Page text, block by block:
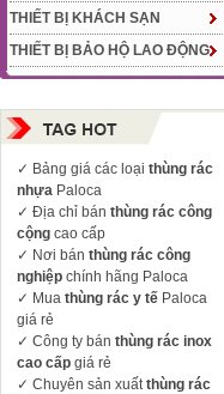
THIẾT BỊ KHÁCH SẠN
THIẾT BỊ BẢO HỘ LAO ĐỘNG
✓ Bảng giá các loại thùng rác
nhựa Paloca
✓ Địa chỉ bán thùng rác công
cộng cao cấp
✓ Nơi bán thùng rác công
nghiệp chính hãng Paloca
✓ Mua thùng rác y tế Paloca
giá rẻ
✓ Công ty bán thùng rác inox
cao cấp giá rẻ
✓ Chuyên sản xuấtthùng rác